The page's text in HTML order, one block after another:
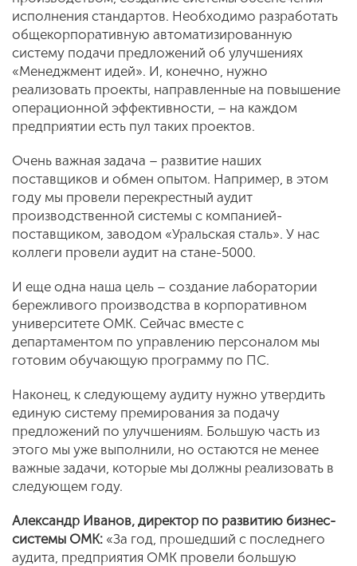
исполнения стандартов. Необходимо разработать
общекорпоративную автоматизированную
систему подачи предложений об улучшениях
«Менеджмент идей». И, конечно, нужно
реализовать проекты, направленные на повышение
операционной эффективности, – на каждом
предприятии есть пул таких проектов.
Очень важная задача – развитие наших
поставщиков и обмен опытом. Например, в этом
году мы провели перекрестный аудит
производственной системы с компанией-
поставщиком, заводом «Уральская сталь». У нас
коллеги провели аудит на стане-5000.
И еще одна наша цель – создание лаборатории
бережливого производства в корпоративном
университете ОМК. Сейчас вместе с
департаментом по управлению персоналом мы
готовим обучающую программу по ПС.
Наконец, к следующему аудиту нужно утвердить
единую систему премирования за подачу
предложений по улучшениям. Большую часть из
этого мы уже выполнили, но остаются не менее
важные задачи, которые мы должны реализовать в
следующем году.
Александр Иванов, директор по развитию бизнес-
системы ОМК: «За год, прошедший с последнего
аудита, предприятия ОМК провели большую